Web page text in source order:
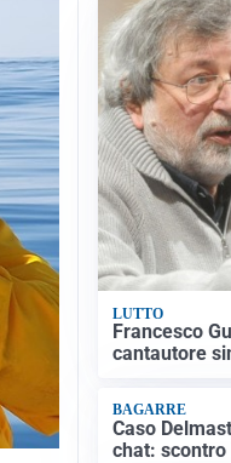
LUTTO
Francesco
cantautore
BAGARRE
Caso
chat: